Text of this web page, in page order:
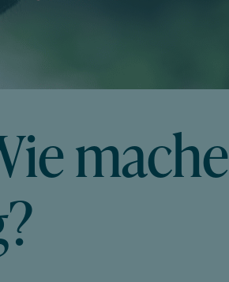
mache